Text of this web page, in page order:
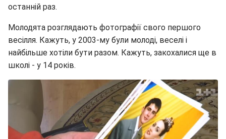
останній раз.
Молодята розглядають фотографії свого першого
весілля. Кажуть, у 2003-му були молоді, веселі і
найбільше хотіли бути разом. Кажуть, закохалися ще в
школі - у 14 років.